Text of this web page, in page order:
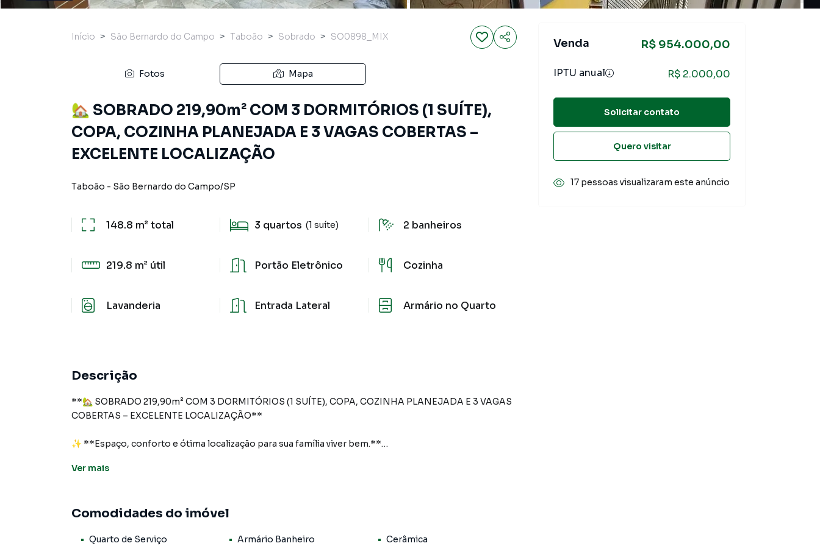
Início São Bernardo do Campo Taboão Sobrado SO0898_MIX
Fotos Mapa
🏡 SOBRADO 219,90m² COM 3 DORMITÓRIOS (1 SUÍTE),
COPA, COZINHA PLANEJADA E 3 VAGAS COBERTAS –
EXCELENTE LOCALIZAÇÃO
Taboão - São Bernardo do Campo/SP
148.8 m²total 3 quartos (1 suíte) 2 banheiros
219.8 m² útil Portão Eletrônico Cozinha
Lavanderia Entrada Lateral Armário no Quarto
Descrição
**🏡 SOBRADO 219,90m² COM 3 DORMITÓRIOS (1 SUÍTE), COPA, COZINHA PLANEJADA E 3 VAGAS
COBERTAS – EXCELENTE LOCALIZAÇÃO**
✨ **Espaço, conforto e ótima localização para sua família viver bem.**
Este amplo sobrado possui **219,90 m² de área construída**, oferecendo ambientes bem
Ver mais
Comodidades do imóvel
Quarto de Serviço Armário Banheiro
Cerâmica
Venda R$ 954.000,00
IPTU anual R$ 2.000,00
Solicitar contato
Quero visitar
17 pessoas visualizaram este anúncio